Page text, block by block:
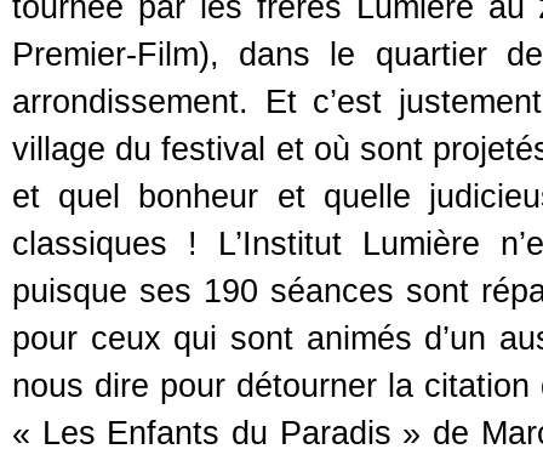
Premier-Film), dans le quartier
arrondissement. Et c’est
village du festival et où sont
et quel bonheur et quelle
classiques ! L’Institut Lumière
puisque ses 190 séances sont
pour ceux qui sont animés d’un
nous dire pour détourner la citation
« Les Enfants du Paradis » de